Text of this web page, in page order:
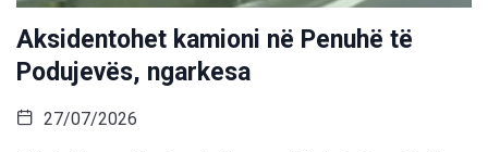
Aksidentohet kamioni në Penuhë të
Podujevës, ngarkesa
27/07/2026